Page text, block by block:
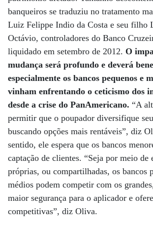
banqueiros se traduziu no tratamento
Luiz Felippe Indio da Costa e seu filho
Octávio, controladores do Banco
liquidado em setembro de 2012. O
mudança será profundo e deverá
especialmente os bancos pequenos e
vinham enfrentando o ceticismo dos
desde a crise do PanAmericano. “A
permitir que o poupador diversifique
buscando opções mais rentáveis”, diz
sentido, ele espera que os bancos
captação de clientes. “Seja por meio de
próprias, ou compartilhadas, os bancos
médios podem competir com os
maior segurança para o aplicador e
competitivas”, diz Oliva.